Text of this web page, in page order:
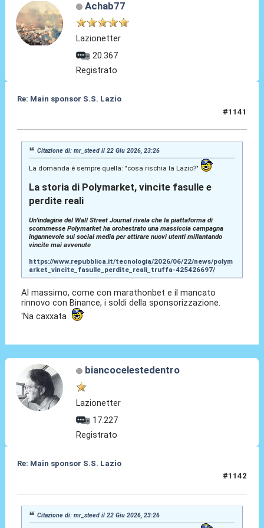
Achab77
Lazionetter
20.367
Registrato
Re: Main sponsor S.S. Lazio
#1141
Citazione di: mr_steed il 22 Giu 2026, 23:26
La domanda è sempre quella: "cosa rischia la Lazio?"
La storia di Polymarket, vincite fasulle e
perdite reali
Un'indagine del Wall Street Journal rivela che la piattaforma di
scommesse Polymarket ha orchestrato una massiccia campagna
ingannevole sui social media per attirare nuovi utenti millantando
vincite mai avvenute
https://www.repubblica.it/tecnologia/2026/06/22/news/polym
arket_vincite_fasulle_perdite_reali_truffa-425426697/
Al massimo, come con marathonbet e il mancato
rinnovo con Binance, i soldi della sponsorizzazione.
'Na caxxata
biancocelestedentro
Lazionetter
17.227
Registrato
Re: Main sponsor S.S. Lazio
#1142
Citazione di: mr_steed il 22 Giu 2026, 23:26